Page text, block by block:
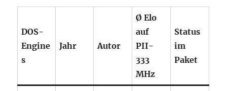
DOS-
Engine
s
Jahr Autor
Ø Elo
auf
PII-
333
MHz
Status
im
Paket